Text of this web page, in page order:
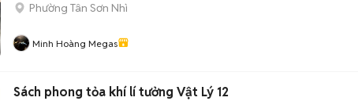
Phường Tân Sơn Nhì
Minh Hoàng Megas
Sách phong tỏa khí lí tưởng Vật Lý 12